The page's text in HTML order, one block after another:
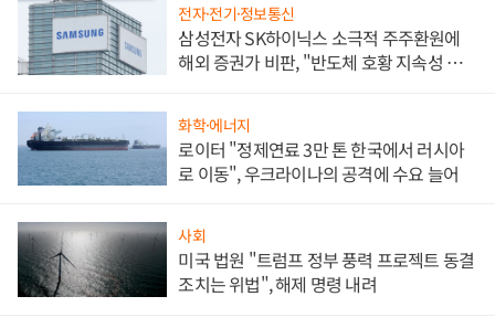
전자·전기·정보통신
삼성전자 SK하이닉스 소극적 주주환원에
해외 증권가 비판, "반도체 호황 지속성 의
화학·에너지
로이터 "정제연료 3만 톤 한국에서 러시아
로 이동", 우크라이나의 공격에 수요 늘어
사회
미국 법원 "트럼프 정부 풍력 프로젝트 동결
조치는 위법", 해제 명령 내려